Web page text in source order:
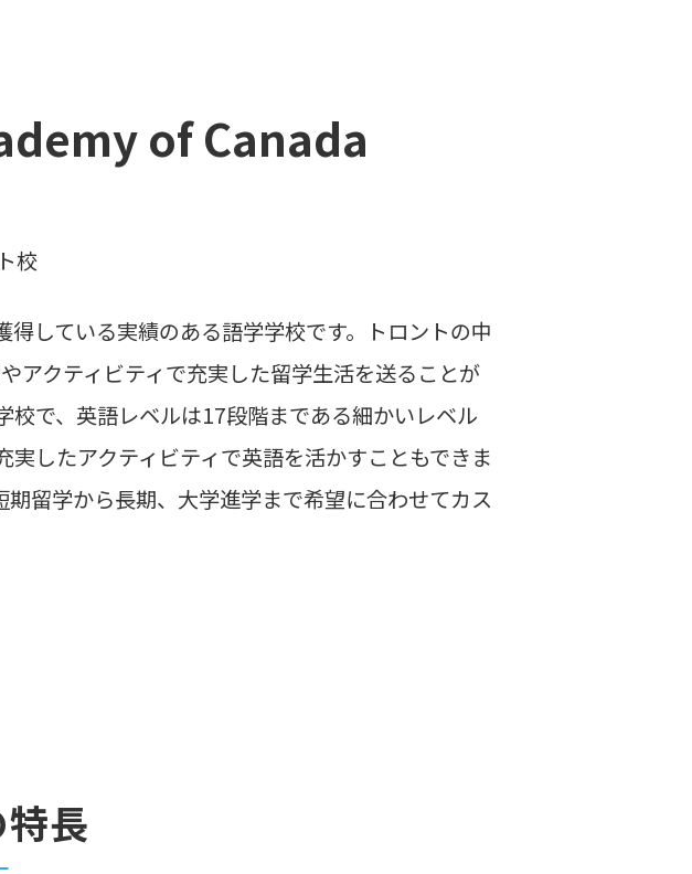
of Canada
校
している実績のある語学学校です。トロントの中
アクティビティで充実した留学生活を送ることが
で、英語レベルは17段階まである細かいレベル
したアクティビティで英語を活かすこともできま
留学から長期、大学進学まで希望に合わせてカス
長